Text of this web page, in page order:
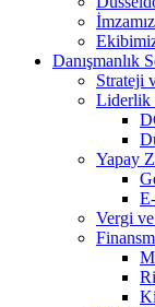
Danışmanlık
Strateji
Liderlik
Yapay
Vergi ve